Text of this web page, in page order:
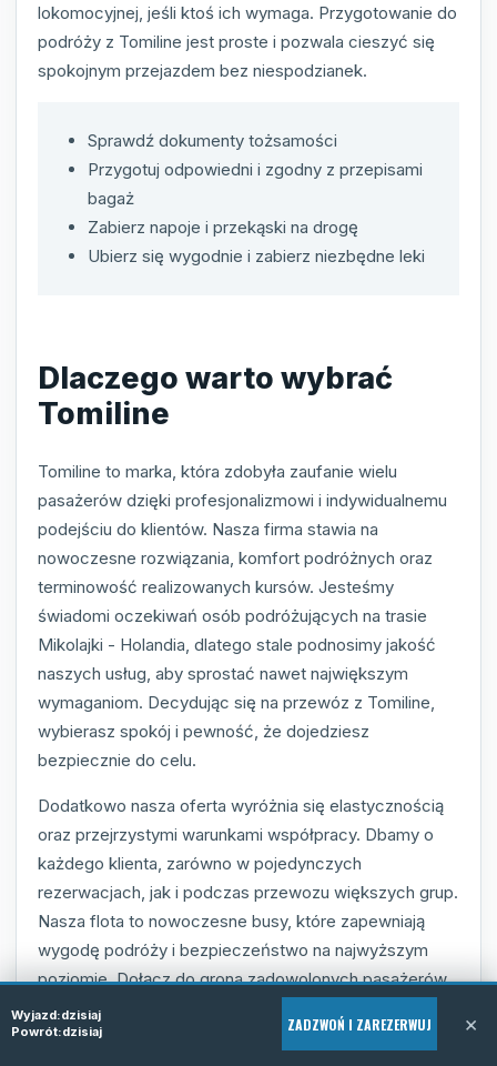
lokomocyjnej, jeśli ktoś ich wymaga. Przygotowanie do
podróży z Tomiline jest proste i pozwala cieszyć się
spokojnym przejazdem bez niespodzianek.
Sprawdź dokumenty tożsamości
Przygotuj odpowiedni i zgodny z przepisami
bagaż
Zabierz napoje i przekąski na drogę
Ubierz się wygodnie i zabierz niezbędne leki
Dlaczego warto wybrać
Tomiline
Tomiline to marka, która zdobyła zaufanie wielu
pasażerów dzięki profesjonalizmowi i indywidualnemu
podejściu do klientów. Nasza firma stawia na
nowoczesne rozwiązania, komfort podróżnych oraz
terminowość realizowanych kursów. Jesteśmy
świadomi oczekiwań osób podróżujących na trasie
Mikolajki - Holandia, dlatego stale podnosimy jakość
naszych usług, aby sprostać nawet największym
wymaganiom. Decydując się na przewóz z Tomiline,
wybierasz spokój i pewność, że dojedziesz
bezpiecznie do celu.
Dodatkowo nasza oferta wyróżnia się elastycznością
oraz przejrzystymi warunkami współpracy. Dbamy o
każdego klienta, zarówno w pojedynczych
rezerwacjach, jak i podczas przewozu większych grup.
Nasza flota to nowoczesne busy, które zapewniają
wygodę podróży i bezpieczeństwo na najwyższym
poziomie. Dołącz do grona zadowolonych pasażerów
Tomiline i przekonaj się, jak przyjemna może być
podróż z Mikolajek do Holandii.
Wyjazd:dzisiaj
Powrót:dzisiaj ZADZWOŃ I ZAREZERWUJ ×